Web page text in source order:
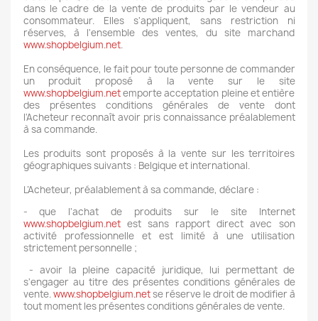
dans le cadre de la vente de produits par le vendeur au
consommateur. Elles s'appliquent, sans restriction ni
réserves, à l'ensemble des ventes, du site marchand
www.shopbelgium.net.
En conséquence, le fait pour toute personne de commander
un produit proposé à la vente sur le site
www.shopbelgium.netemporte acceptation pleine et entière
des présentes conditions générales de vente dont
l'Acheteur reconnaît avoir pris connaissance préalablement
à sa commande.
Les produits sont proposés à la vente sur les territoires
géographiques suivants : Belgique et international.
L’Acheteur, préalablement à sa commande, déclare :
- que l'achat de produits sur le site Internet
www.shopbelgium.netest sans rapport direct avec son
activité professionnelle et est limité à une utilisation
strictement personnelle ;
- avoir la pleine capacité juridique, lui permettant de
s'engager au titre des présentes conditions générales de
vente.www.shopbelgium.netse réserve le droit de modifier à
tout moment les présentes conditions générales de vente.